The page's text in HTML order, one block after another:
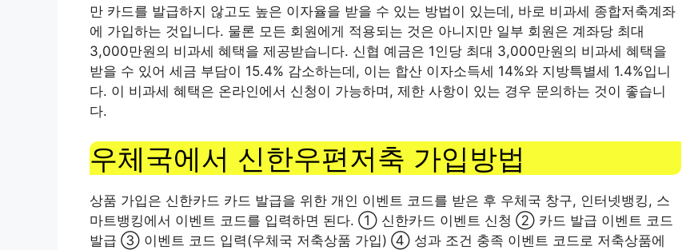
만 카드를 발급하지 않고도 높은 이자율을 받을 수 있는 방법이 있는데, 바로 비과세 종합저축계좌
에 가입하는 것입니다. 물론 모든 회원에게 적용되는 것은 아니지만 일부 회원은 계좌당 최대
3,000만원의 비과세 혜택을 제공받습니다. 신협 예금은 1인당 최대 3,000만원의 비과세 혜택을
받을 수 있어 세금 부담이 15.4% 감소하는데, 이는 합산 이자소득세 14%와 지방특별세 1.4%입니
다. 이 비과세 혜택은 온라인에서 신청이 가능하며, 제한 사항이 있는 경우 문의하는 것이 좋습니
다.
우체국에서 신한우편저축 가입방법
상품 가입은 신한카드 카드 발급을 위한 개인 이벤트 코드를 받은 후 우체국 창구, 인터넷뱅킹, 스
마트뱅킹에서 이벤트 코드를 입력하면 된다. ① 신한카드 이벤트 신청 ② 카드 발급 이벤트 코드
발급 ③ 이벤트 코드 입력(우체국 저축상품 가입) ④ 성과 조건 충족 이벤트 코드로 저축상품에